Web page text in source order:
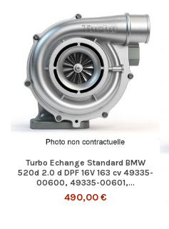
Turbo Echange Standard BMW
520d 2.0 d DPF 16V 163 cv 49335-
00600, 49335-00601,...
490,00 €